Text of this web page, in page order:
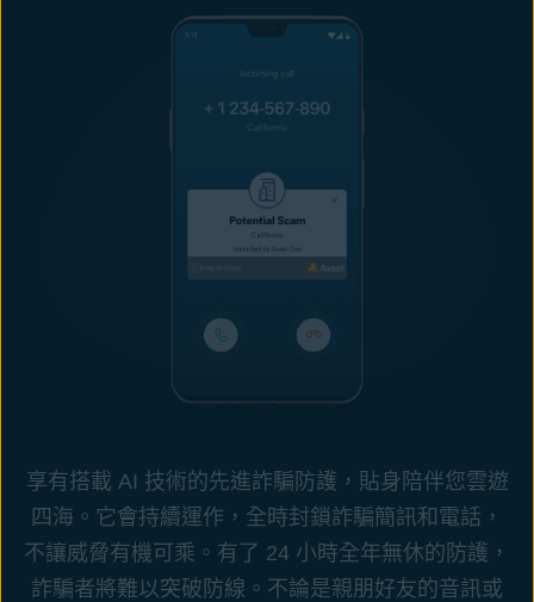
享有搭載 AI 技術的先進詐騙防護，貼身陪伴您雲遊
四海。它會持續運作，全時封鎖詐騙簡訊和電話，
不讓威脅有機可乘。有了 24 小時全年無休的防護，
詐騙者將難以突破防線。不論是親朋好友的音訊或